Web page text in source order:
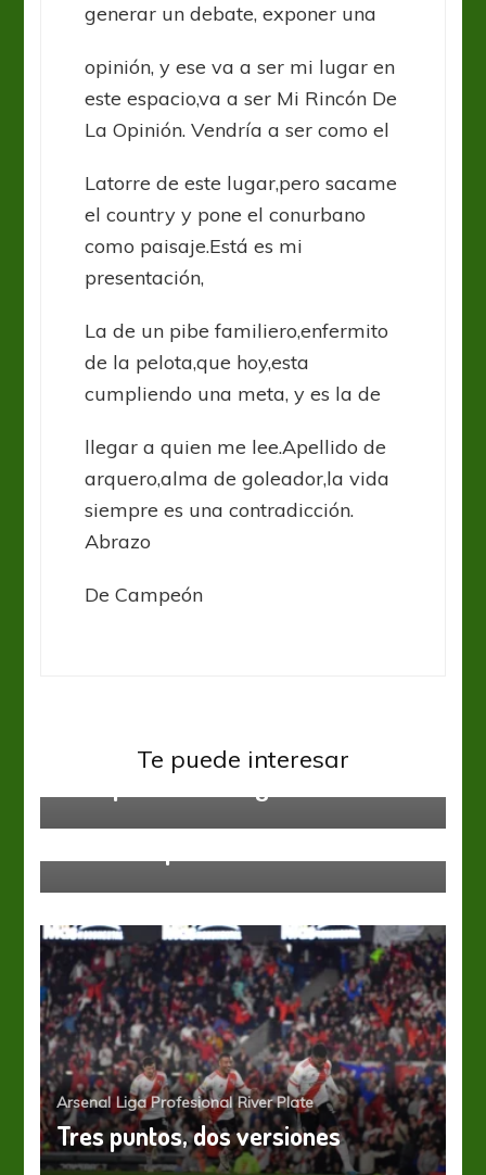
generar un debate, exponer una
opinión, y ese va a ser mi lugar en
este espacio,va a ser Mi Rincón De
La Opinión. Vendría a ser como el
Latorre de este lugar,pero sacame
el country y pone el conurbano
como paisaje.Está es mi
presentación,
La de un pibe familiero,enfermito
de la pelota,que hoy,esta
cumpliendo una meta, y es la de
llegar a quien me lee.Apellido de
arquero,alma de goleador,la vida
siempre es una contradicción.
Abrazo
De Campeón
Te puede interesar
Arsenal Liga Profesional River Plate
Tres puntos, dos versiones